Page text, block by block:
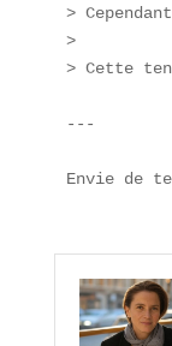
>
>
> Cette
---
Envie de